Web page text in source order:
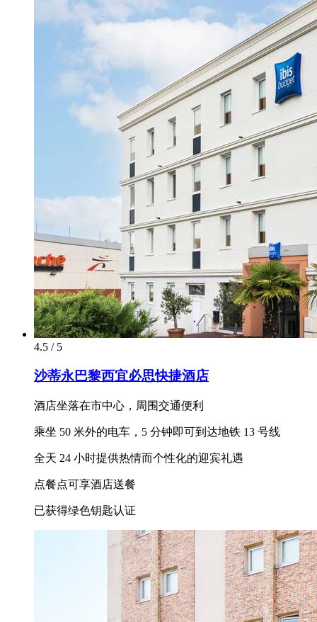
4.5 / 5
沙蒂永巴黎西宜必思快捷酒店
酒店坐落在市中心，周围交通便利
乘坐 50 米外的电车，5 分钟即可到达地铁 13 号线
全天 24 小时提供热情而个性化的迎宾礼遇
点餐点可享酒店送餐
已获得绿色钥匙认证